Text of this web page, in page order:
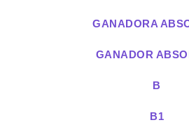
GANADORA
GANADOR
B
B1